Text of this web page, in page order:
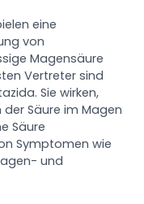
eine
von
Magensäure
Vertreter sind
Sie wirken,
Säure im Magen
Säure
Symptomen wie
und